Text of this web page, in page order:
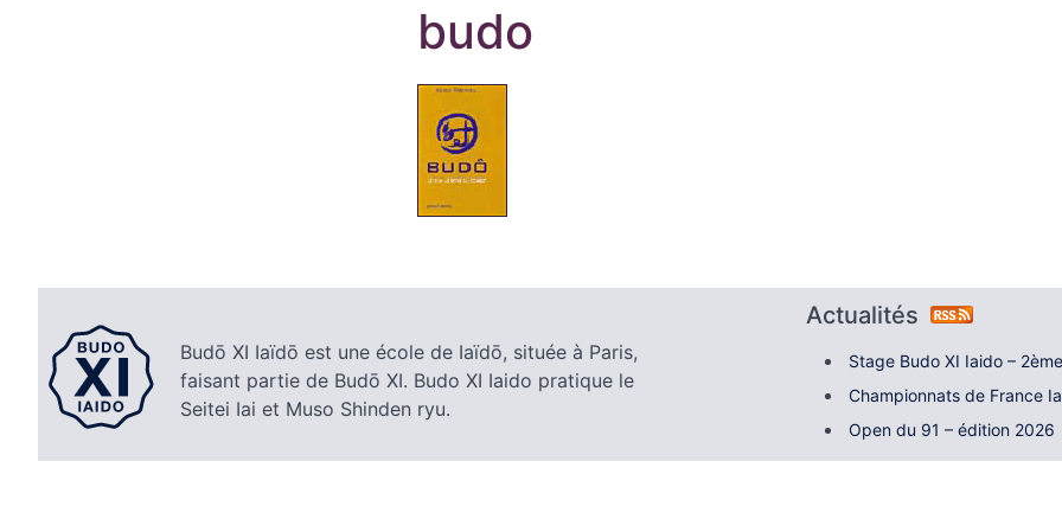
budo
Budō XI Iaïdō est une école de Iaïdō, située à Paris,
faisant partie de Budō XI. Budo XI Iaido pratique le
Seitei Iai et Muso Shinden ryu.
Actualités
Stage Budo XI Iaido –
Championnats de France
Open du 91 – édition 2026